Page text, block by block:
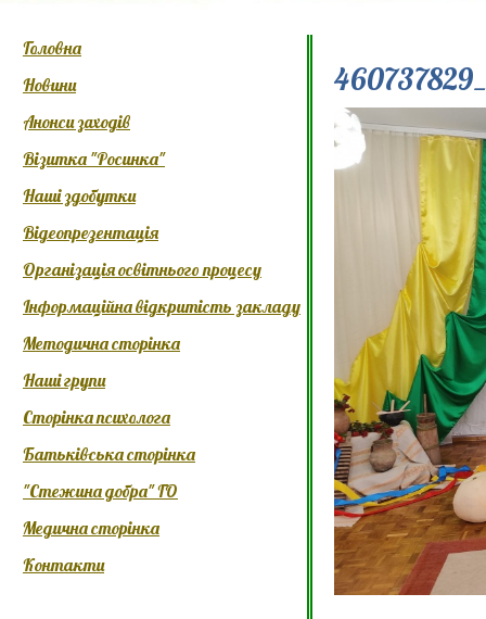
Головна
Новини
Анонси заходів
Візитка "Росинка"
Наші здобутки
Відеопрезентація
Організація освітнього процесу
Інформаційна відкритість закладу
Методична сторінка
Наші групи
Сторінка психолога
Батьківська сторінка
"Стежина добра" ГО
Медична сторінка
Контакти